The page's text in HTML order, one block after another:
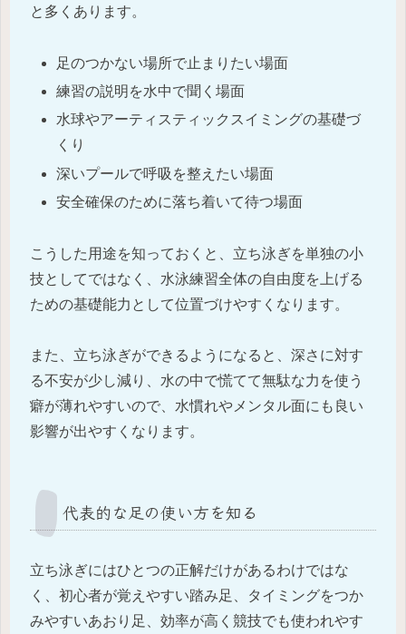
と多くあります。
足のつかない場所で止まりたい場面
練習の説明を水中で聞く場面
水球やアーティスティックスイミングの基礎づ
くり
深いプールで呼吸を整えたい場面
安全確保のために落ち着いて待つ場面
こうした用途を知っておくと、立ち泳ぎを単独の小
技としてではなく、水泳練習全体の自由度を上げる
ための基礎能力として位置づけやすくなります。
また、立ち泳ぎができるようになると、深さに対す
る不安が少し減り、水の中で慌てて無駄な力を使う
癖が薄れやすいので、水慣れやメンタル面にも良い
影響が出やすくなります。
代表的な足の使い方を知る
立ち泳ぎにはひとつの正解だけがあるわけではな
く、初心者が覚えやすい踏み足、タイミングをつか
みやすいあおり足、効率が高く競技でも使われやす